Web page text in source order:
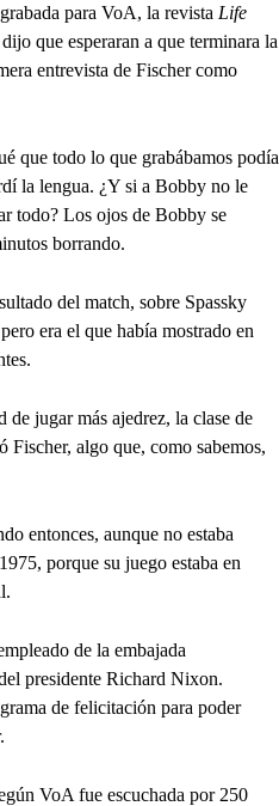
para VoA, la revista Life
que esperaran a que terminara la
entrevista de Fischer como
que todo lo que grabábamos podía
la lengua. ¿Y si a Bobby no le
todo? Los ojos de Bobby se
borrando.
del match, sobre Spassky
era el que había mostrado en
jugar más ajedrez, la clase de
Fischer, algo que, como sabemos,
entonces, aunque no estaba
porque su juego estaba en
de la embajada
presidente Richard Nixon.
de felicitación para poder
VoA fue escuchada por 250